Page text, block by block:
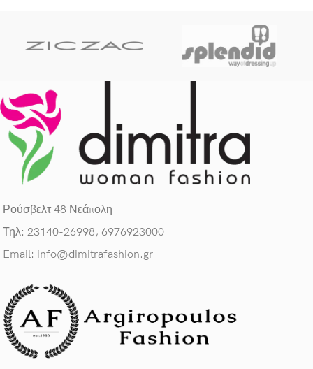
Ρούσβελτ 48 Νεάπολη
Τηλ: 23140-26998, 6976923000
Email: info@dimitrafashion.gr